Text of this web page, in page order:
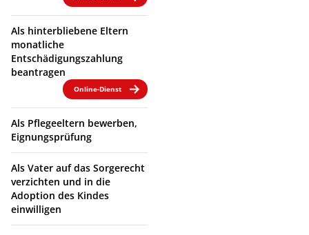
Als hinterbliebene Eltern
monatliche
Entschädigungszahlung
beantragen
Online-Dienst
Als Pflegeeltern bewerben,
Eignungsprüfung
Als Vater auf das Sorgerecht
verzichten und in die
Adoption des Kindes
einwilligen